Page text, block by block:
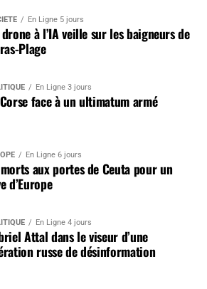
En Ligne 5 jours
à l’IA veille sur les baigneurs de
Plage
En Ligne 3 jours
face à un ultimatum armé
En Ligne 6 jours
aux portes de Ceuta pour un
d’Europe
En Ligne 4 jours
Attal dans le viseur d’une
russe de désinformation